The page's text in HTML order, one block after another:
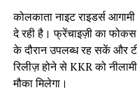
कोलकाता नाइट राइडर्स
दे रही है। फ्रेंचाइज़ी का फोकस
के दौरान उपलब्ध रह सकें और
रिलीज़ होने से KKR को
मौका मिलेगा।